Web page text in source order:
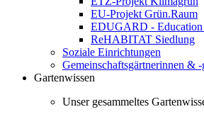
EU-Projekt Grün.Raum
EDUGARD - Education
ReHABITAT Siedlung
Soziale Einrichtungen
Gemeinschaftsgärtnerinnen & -
Gartenwissen
Unser gesammeltes